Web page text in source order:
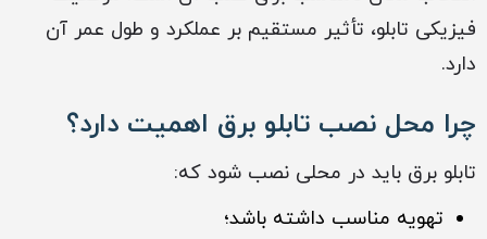
فیزیکی تابلو، تأثیر مستقیم بر عملکرد و طول عمر آن
دارد.
چرا محل نصب تابلو برق اهمیت دارد؟
تابلو برق باید در محلی نصب شود که:
تهویه مناسب داشته باشد؛